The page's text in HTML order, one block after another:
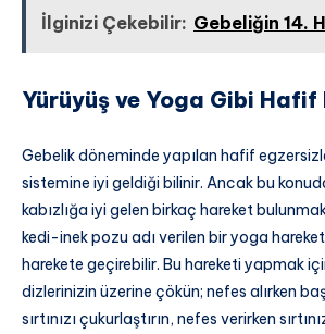
İlginizi Çekebilir: Gebeliğin 14.
Yürüyüş ve Yoga Gibi
Gebelik döneminde yapılan hafif
sistemine iyi geldiği bilinir. Ancak bu
kabızlığa iyi gelen birkaç hareket
kedi-inek pozu adı verilen bir yoga
harekete geçirebilir. Bu hareketi yapmak
dizlerinizin üzerine çökün; nefes alırken
sırtınızı çukurlaştırın, nefes verirken